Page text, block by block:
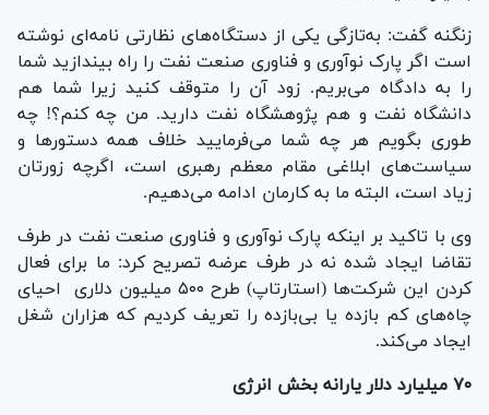
زنگنه گفت: به‌تازگی یکی از دستگاه‌های نظارتی نامه‌ای نوشته
است اگر پارک نوآوری و فناوری صنعت نفت را راه بیندازید شما
را به دادگاه می‌بریم. زود آن را متوقف کنید زیرا شما هم
دانشگاه نفت و هم پژوهشگاه نفت دارید. من چه کنم؟! چه
طوری بگویم هر چه شما می‌فرمایید خلاف همه دستورها و
سیاست‌های ابلاغی مقام معظم رهبری است، اگرچه زورتان
زیاد است، البته ما به کارمان ادامه می‌دهیم.
وی با تاکید بر اینکه پارک نوآوری و فناوری صنعت نفت در طرف
تقاضا ایجاد شده نه در طرف عرضه تصریح کرد: ما برای فعال
کردن این شرکت‌ها (استارتاپ) طرح ۵۰۰ میلیون دلاری احیای
چاه‌های کم بازده یا بی‌بازده را تعریف کردیم که هزاران شغل
ایجاد می‌کند.
۷۰ میلیارد دلار یارانه بخش انرژی